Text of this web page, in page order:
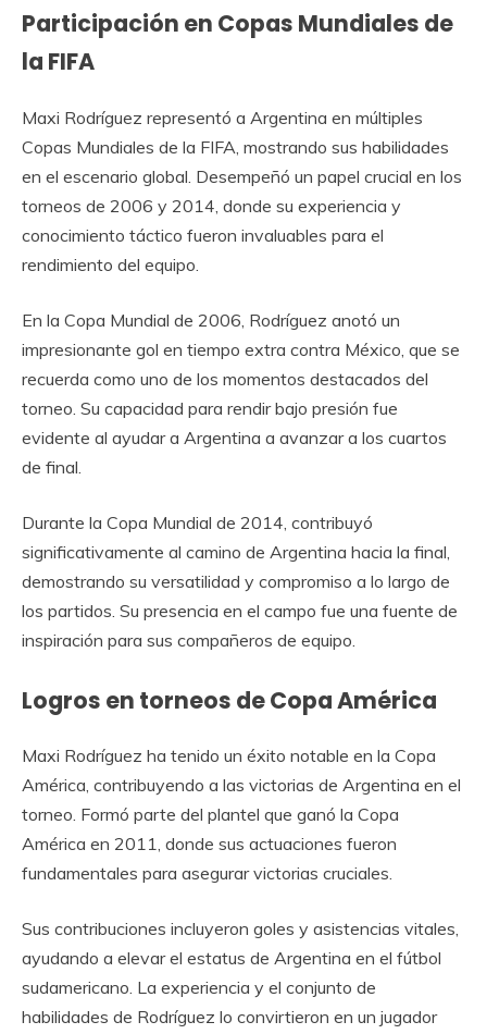
Participación en Copas Mundiales de
la FIFA
Maxi Rodríguez representó a Argentina en múltiples
Copas Mundiales de la FIFA, mostrando sus habilidades
en el escenario global. Desempeñó un papel crucial en los
torneos de 2006 y 2014, donde su experiencia y
conocimiento táctico fueron invaluables para el
rendimiento del equipo.
En la Copa Mundial de 2006, Rodríguez anotó un
impresionante gol en tiempo extra contra México, que se
recuerda como uno de los momentos destacados del
torneo. Su capacidad para rendir bajo presión fue
evidente al ayudar a Argentina a avanzar a los cuartos
de final.
Durante la Copa Mundial de 2014, contribuyó
significativamente al camino de Argentina hacia la final,
demostrando su versatilidad y compromiso a lo largo de
los partidos. Su presencia en el campo fue una fuente de
inspiración para sus compañeros de equipo.
Logros en torneos de Copa América
Maxi Rodríguez ha tenido un éxito notable en la Copa
América, contribuyendo a las victorias de Argentina en el
torneo. Formó parte del plantel que ganó la Copa
América en 2011, donde sus actuaciones fueron
fundamentales para asegurar victorias cruciales.
Sus contribuciones incluyeron goles y asistencias vitales,
ayudando a elevar el estatus de Argentina en el fútbol
sudamericano. La experiencia y el conjunto de
habilidades de Rodríguez lo convirtieron en un jugador